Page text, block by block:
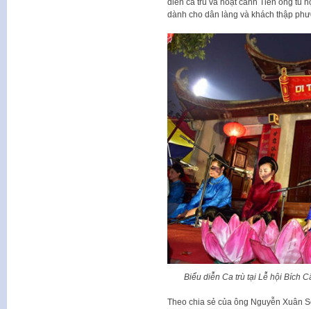
dành cho dân làng và khách thập
Biểu diễn Ca trù tại Lễ hội Bích
Theo chia sẻ của ông Nguyễn Xuân